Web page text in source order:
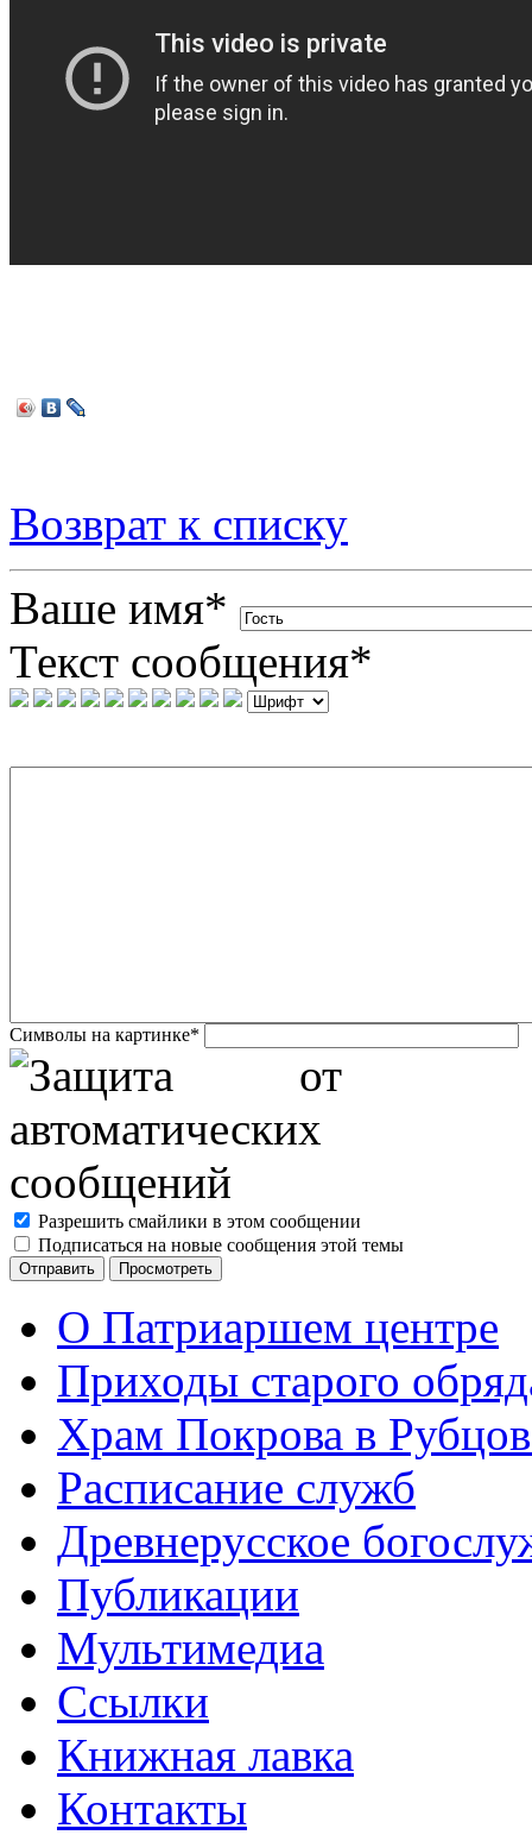
Возврат к списку
Ваше имя*
Текст сообщения*
Символы на картинке*
Разрешить смайлики в этом сообщении
Подписаться на новые сообщения этой темы
О Патриаршем центре
Приходы старого
Храм Покрова в
Расписание служб
Древнерусское
Публикации
Мультимедиа
Ссылки
Книжная лавка
Контакты